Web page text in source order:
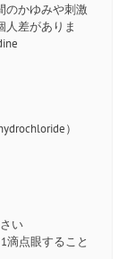
のかゆみや刺激
人差がありま
）
い
滴点眼すること